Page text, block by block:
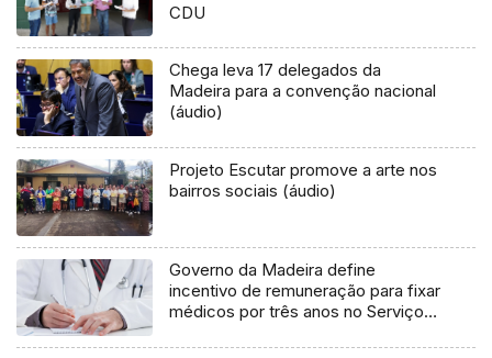
CDU
Chega leva 17 delegados da
Madeira para a convenção nacional
(áudio)
Projeto Escutar promove a arte nos
bairros sociais (áudio)
Governo da Madeira define
incentivo de remuneração para fixar
médicos por três anos no Serviço